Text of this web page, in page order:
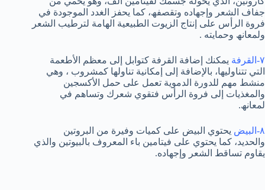
جفاف الشعر وإجھاده وتقصفھ، كما یحفز الغدد الموجودة في
فروة الرأس على إنتاج الزیوت الطبیعیة الھامة لترطیب الشعر
ولمعانھ وحمایته .
٧-القرفة
یمكنك إضافة القرفة كتوابل إلى معظم الأطعمة
التي تتناولیھا، بالإضافة إلى إمكانیة تناولھا كمشروب ، وھي
منشط مھم للدورة الدمویة تعمل على حمل الأكسجین
والمغذیات إلى فروة الرأس فتقوي شعرك وتساھم في
لمعانھ.
٨-البیض
یحتوي البیض على كمیات وفیرة من البروتین
والحدید، كما یحتوي على فیتامین باء المعروف بالبیوتین والذي
یقاوم تساقط الشعر وإجھاده.